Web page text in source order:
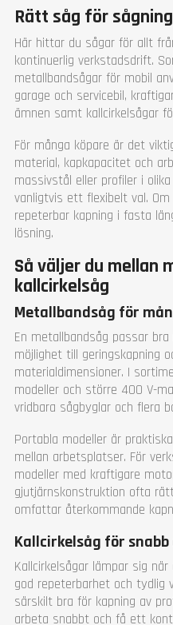
Längd (mm)
1070
2000
Vikt (kg)
310
Garanti
1 år
Rätt såg för
Här hittar du sågar för allt
kontinuerlig verkstadsdrift.
metallbandsågar för mobil
garage och servicebil,
ämnen samt kallcirkelsågar
För många köpare är det
material, kapkapacitet och
massivstål eller profiler i
vanligtvis ett flexibelt val.
repeterbar kapning i fasta
lösning.
Så väljer du mellan
kallcirkelsåg
Metallbandsåg för
En metallbandsåg passar
möjlighet till geringskapning
materialdimensioner. I
modeller och större 400 V-
vridbara sågbyglar och flera
Portabla modeller är
mellan arbetsplatser. För
modeller med kraftigare
gjutjärnskonstruktion ofta
omfattar återkommande
Kallcirkelsåg för
Kallcirkelsågar lämpar sig
god repeterbarhet och tydlig
särskilt bra för kapning av
arbeta snabbt och få ett